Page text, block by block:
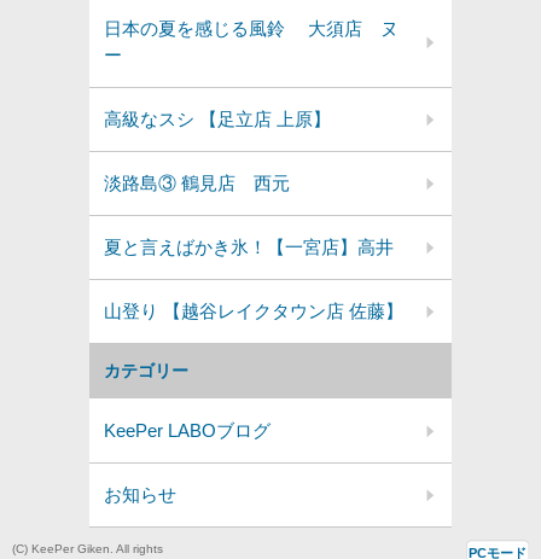
カテゴリー
KeePer LABOブログ
お知らせ
日本の夏を感じる風鈴 大須店 ヌ
ー
高級なスシ 【足立店 上原】
淡路島③ 鶴見店 西元
夏と言えばかき氷！【一宮店】高井
山登り 【越谷レイクタウン店 佐藤】
(C) KeePer Giken. All rights PCモード